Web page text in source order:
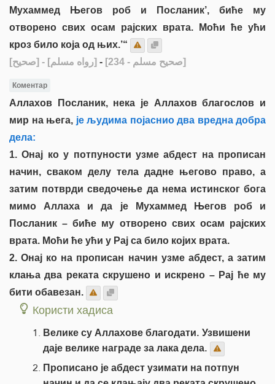
Мухаммед Његов роб и Посланик’, биће му
отворено свих осам рајских врата. Моћи ће ући
кроз било која од њих.’“
[صحيح]
- [رواه مسلم] - [صحيح مسلم - 234]
Коментар
Аллахов Посланик, нека је Аллахов благослов и
мир на њега, је људима појаснио два вредна добра
дела:
1. Онај ко у потпуности узме абдест на прописан
начин, сваком делу тела дадне његово право, а
затим потврди сведочење да нема истинског бога
мимо Аллаха и да је Мухаммед Његов роб и
Посланик – биће му отворено свих осам рајских
врата. Моћи ће ући у Рај са било којих врата.
2. Онај ко на прописан начин узме абдест, а затим
клања два реката скрушено и искрено – Рај ће му
бити обавезан.
Користи хадиса
Велике су Аллахове благодати. Узвишени
даје велике награде за лака дела.
Прописано је абдест узимати на потпун